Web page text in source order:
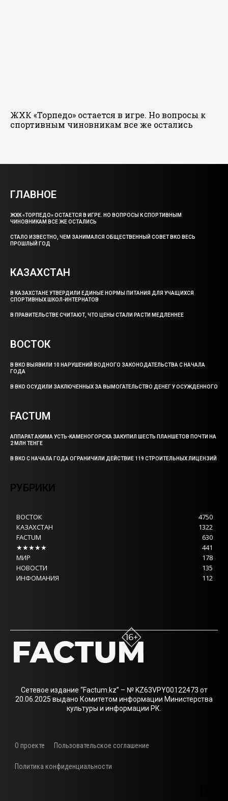
ЖХК «Торпедо» остается в игре. Но вопросы к
спортивным чиновникам все же остались
ГЛАВНОЕ
ЖХК «ТОРПЕДО» ОСТАЕТСЯ В ИГРЕ. НО ВОПРОСЫ К СПОРТИВНЫМ
ЧИНОВНИКАМ ВСЕ ЖЕ ОСТАЛИСЬ
СТАЛО ИЗВЕСТНО, ЧЕМ ЗАНИМАЛСЯ ОБЩЕСТВЕННЫЙ СОВЕТ ВКО ВЕСЬ
ПРОШЛЫЙ ГОД
КАЗАХСТАН
В КАЗАХСТАНЕ УТВЕРДИЛИ ЕДИНЫЕ НОРМЫ ПИТАНИЯ ДЛЯ УЧАЩИХСЯ
СПОРТИВНЫХ ШКОЛ-ИНТЕРНАТОВ
В ПРАВИТЕЛЬСТВЕ СЧИТАЮТ, ЧТО ЦЕНЫ СТАЛИ РАСТИ МЕДЛЕННЕЕ
ВОСТОК
В ВКО ВЫЯВИЛИ 10 НАРУШЕНИЙ ВОДНОГО ЗАКОНОДАТЕЛЬСТВА С НАЧАЛА
ГОДА
В ВКО ОСУДИЛИ ЗАКЛЮЧЕННЫХ ЗА ВЫМОГАТЕЛЬСТВО ДЕНЕГ У ОСУЖДЕННОГО
FACTUM
АППАРАТ АКИМА УСТЬ-КАМЕНОГОРСКА ЗАКУПИЛ ШЕСТЬ ПЛАНШЕТОВ ПОЧТИ НА
2 МЛН ТЕНГЕ
В ВКО С НАЧАЛА ГОДА ОГРАНИЧИЛИ ДЕЙСТВИЕ 119 СТРОИТЕЛЬНЫХ ЛИЦЕНЗИЙ
РУБРИКИ
ВОСТОК
4750
КАЗАХСТАН
1322
FACTUM
630
★★★★★
441
МИР
178
НОВОСТИ
135
ИНФОМАНИЯ
112
Сетевое издание “Factum.kz” – № KZ63VPY00122473 от
20.06.2025 выдано Комитетом информации Министерства
культуры и информации РК.
О проекте Пользовательское соглашение
Политика конфиденциальности